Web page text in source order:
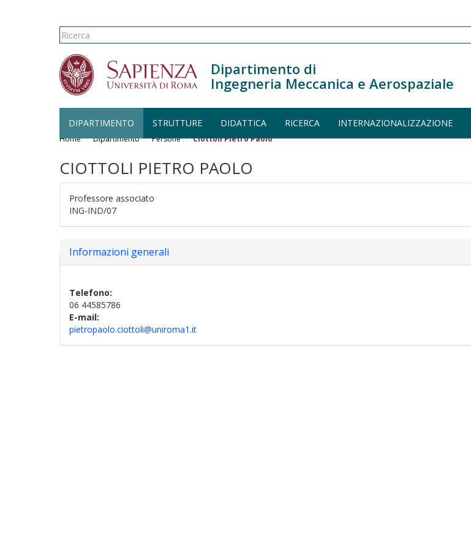
Salta al contenuto principale
Form di ricerca
Ricerca
Dipartimento di
Ingegneria Meccanica e Aerospaziale
DIPARTIMENTO STRUTTURE DIDATTICA RICERCA INTERNAZIONALIZZAZIONE
Home Dipartimento Persone Ciottoli Pietro Paolo
CIOTTOLI PIETRO PAOLO
Professore associato
ING-IND/07
Nascondi
Informazioni generali
Telefono:
06 44585786
E-mail:
pietropaolo.ciottoli@uniroma1.it